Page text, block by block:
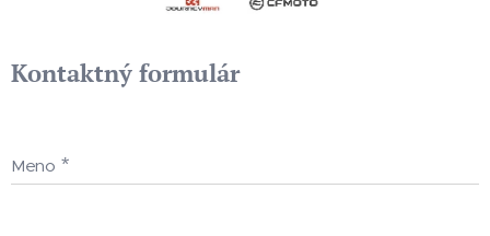
Kontaktný formulár
Meno